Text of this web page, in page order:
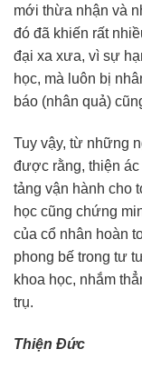
mới thừa nhận và
đó đã khiến rất
đại xa xưa, vì sự
học, mà luôn bị
báo (nhân quả)
Tuy vậy, từ những
được rằng, thiện
tảng vận hành cho
học cũng chứng
của cổ nhân hoàn
phong bế trong tư
khoa học, nhắm
trụ.
Thiện Đức